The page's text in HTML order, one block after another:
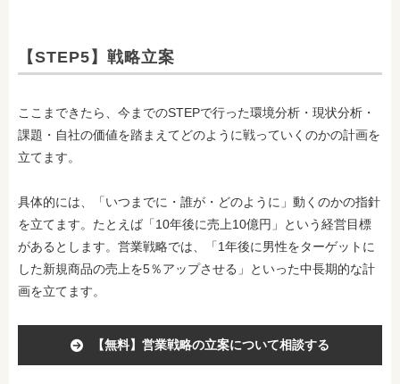
【STEP5】戦略立案
ここまできたら、今までのSTEPで行った環境分析・現状分析・
課題・自社の価値を踏まえてどのように戦っていくのかの計画を
立てます。
具体的には、「いつまでに・誰が・どのように」動くのかの指針
を立てます。たとえば「10年後に売上10億円」という経営目標
があるとします。営業戦略では、「1年後に男性をターゲットに
した新規商品の売上を5％アップさせる」といった中長期的な計
画を立てます。
【無料】営業戦略の立案について相談する